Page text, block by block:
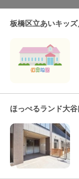
板橋区立あいキッ
ほっぺるランド大谷